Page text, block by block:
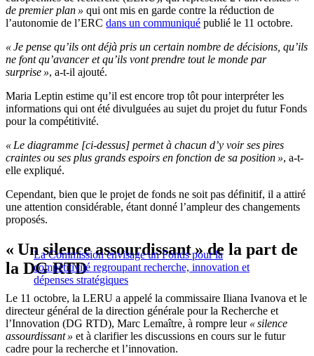
de premier plan » qui ont mis en garde contre la réduction de
l’autonomie de l’ERC dans un communiqué publié le 11 octobre.
« Je pense qu’ils ont déjà pris un certain nombre de décisions, qu’ils
ne font qu’avancer et qu’ils vont prendre tout le monde par
surprise », a-t-il ajouté.
Maria Leptin estime qu’il est encore trop tôt pour interpréter les
informations qui ont été divulguées au sujet du projet du futur Fonds
pour la compétitivité.
« Le diagramme [ci-dessus] permet à chacun d’y voir ses pires
craintes ou ses plus grands espoirs en fonction de sa position », a-t-
elle expliqué.
Cependant, bien que le projet de fonds ne soit pas définitif, il a attiré
une attention considérable, étant donné l’ampleur des changements
proposés.
La Commission envisage un Fonds pour la
compétitivité regroupant recherche, innovation et
dépenses stratégiques
« Un silence assourdissant » de la part de
la DG RTD
Le 11 octobre, la LERU a appelé la commissaire Iliana Ivanova et le
directeur général de la direction générale pour la Recherche et
l’Innovation (DG RTD), Marc Lemaître, à rompre leur « silence
assourdissant » et à clarifier les discussions en cours sur le futur
cadre pour la recherche et l’innovation.